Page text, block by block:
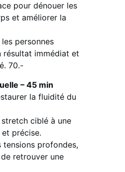
pour dénouer les
et améliorer la
personnes
résultat immédiat et
70.-
– 45 min
la fluidité du
ciblé à une
précise.
tensions profondes,
retrouver une